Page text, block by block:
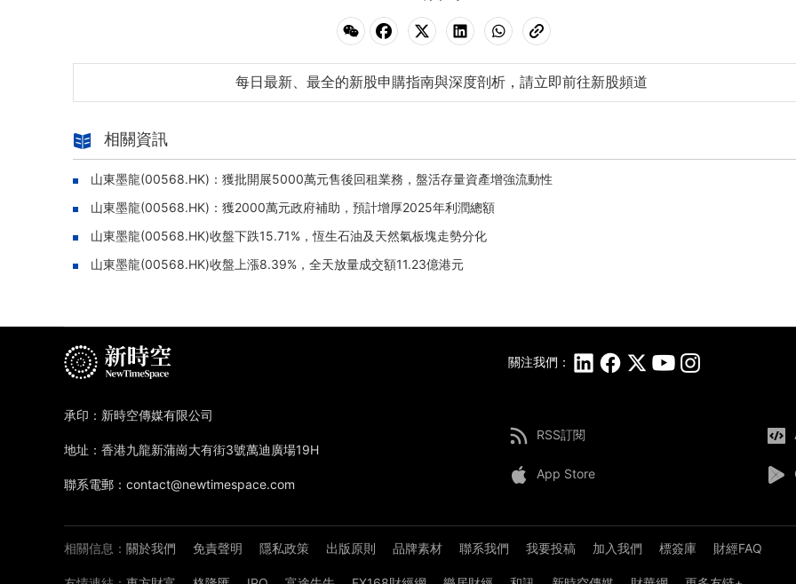
每日最新、最全的新股申購指南與深度剖析，請立即前往新股頻道
相關資訊
山東墨龍(00568.HK)：獲批開展5000萬元售後回租業務，盤活存量資產增強流動性
山東墨龍(00568.HK)：獲2000萬元政府補助，預計增厚2025年利潤總額
山東墨龍(00568.HK)收盤下跌15.71%，恆生石油及天然氣板塊走勢分化
山東墨龍(00568.HK)收盤上漲8.39%，全天放量成交額11.23億港元
關注我們：
RSS訂閱
App Store
相關信息： 關於我們 免責聲明 隱私政策 出版原則 品牌素材 聯系我們 我要投稿 加入我們 標簽庫 財經FAQ
承印：新時空傳媒有限公司
地址：香港九龍新蒲崗大有街3號萬迪廣場19H
聯系電郵：contact@newtimespace.com